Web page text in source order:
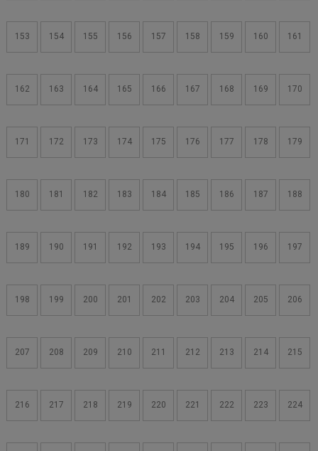
153 154 155 156 157 158 159 160 161
162 163 164 165 166 167 168 169 170
171 172 173 174 175 176 177 178 179
180 181 182 183 184 185 186 187 188
189 190 191 192 193 194 195 196 197
198 199 200 201 202 203 204 205 206
207 208 209 210 211 212 213 214 215
216 217 218 219 220 221 222 223 224